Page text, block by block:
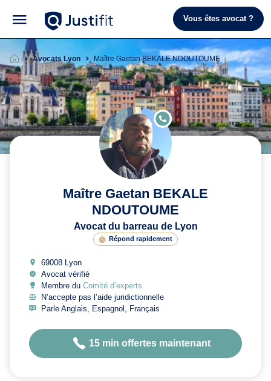
Vous êtes avocat ?
Avocats Lyon Maître Gaetan BEKALE NDOUTOUME
E
N
E
Maître Gaetan BEKALE
NDOUTOUME
Avocat du barreau de Lyon
Répond rapidement
69008 Lyon
Avocat vérifié
Membre du Comité d’experts
N’accepte pas l’aide juridictionnelle
Parle Anglais, Espagnol, Français
15 min offertes maintenant